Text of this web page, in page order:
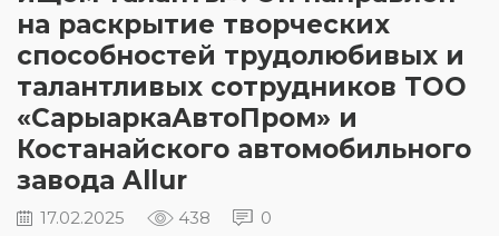
на раскрытие творческих
способностей трудолюбивых и
талантливых сотрудников ТОО
«СарыаркаАвтоПром» и
Костанайского автомобильного
завода Allur
17.02.2025 438 0